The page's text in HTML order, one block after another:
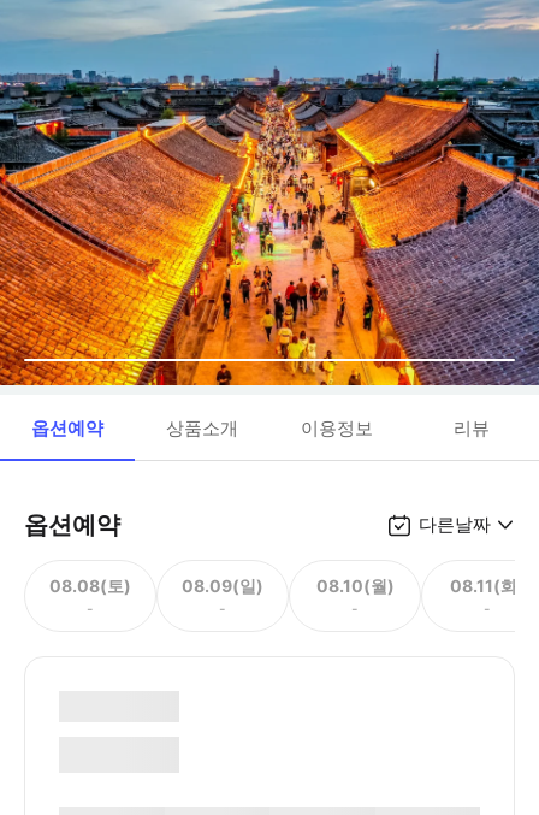
옵션예약 상품소개 이용정보 리뷰
옵션예약 다른날짜
08.08(토)
-
08.09(일)
-
08.10(월)
-
08.11(화)
-